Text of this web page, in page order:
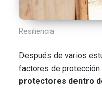
Resiliencia
Después de varios
factores de
protectores dentro